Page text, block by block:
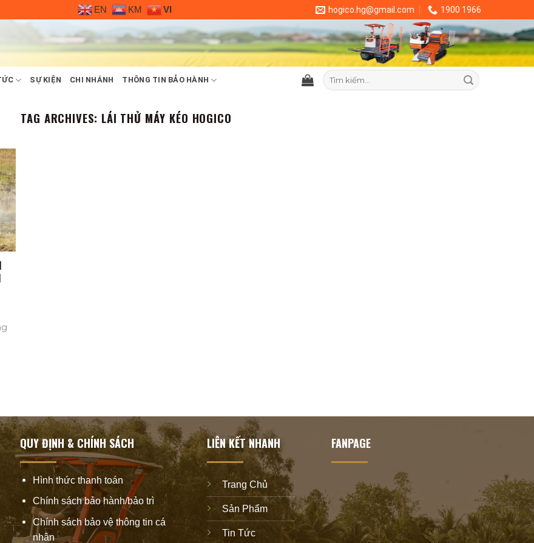
EN KM VI hogico.hg@gmail.com 1900 1966
SỰ KIỆN CHI NHÁNH THÔNG TIN BẢO HÀNH
Tìm
kiếm:
TAG ARCHIVES: LÁI THỬ MÁY KÉO HOGICO
QUY ĐỊNH & CHÍNH SÁCH
Hình thức thanh toán
Chính sách bảo hành/bảo trì
Chính sách bảo vệ thông tin cá
nhân
LIÊN KẾT NHANH
Trang Chủ
Sản Phẩm
Tin Tức
FANPAGE